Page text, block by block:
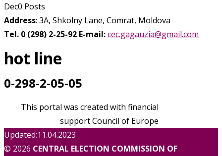
Dec0 Posts
Address: 3A, Shkolny Lane, Comrat, Moldova
Tel. 0 (298) 2-25-92 E-mail:cec.gagauzia@gmail.com
hot line
0-298-2-05-05
This portal was created with financial
support Council of Europe
Updated:11.04.2023
© 2026 CENTRAL ELECTION COMMISSION OF